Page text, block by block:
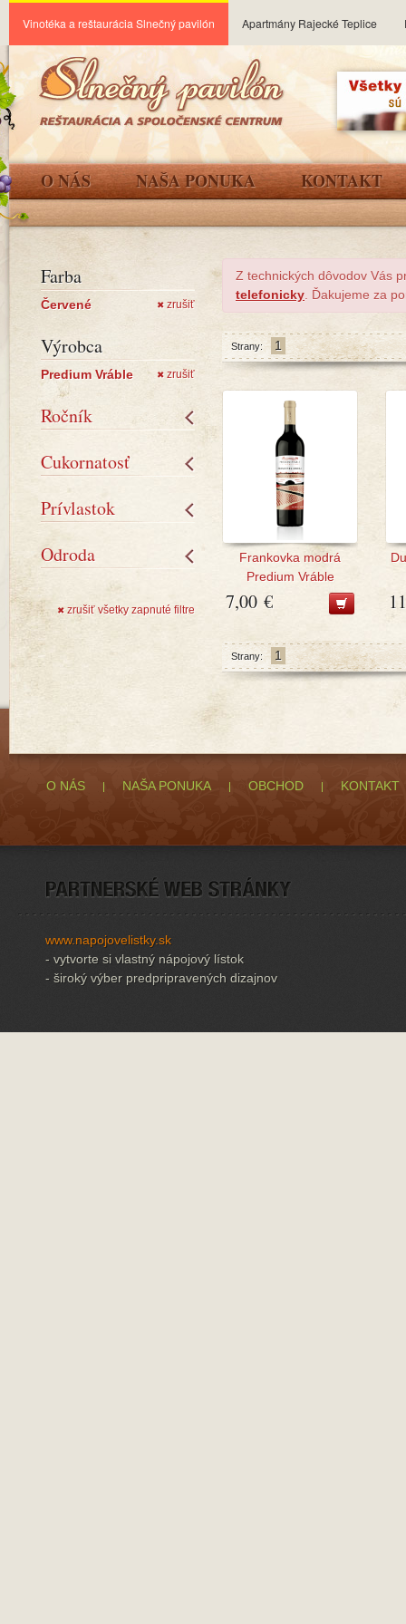
Vinotéka a reštaurácia Slnečný pavilón Apartmány Rajecké Teplice
O NÁS NAŠA PONUKA KONTAKT
Farba
Červené ✖ zrušiť
Výrobca
Predium Vráble ✖ zrušiť
Ročník
Cukornatosť
Prívlastok
Odroda
✖ zrušiť všetky zapnuté filtre
Z technických dôvodov Vás
telefonicky . Ďakujeme za
Strany: 1
Frankovka modrá
Predium Vráble
7,00 €
Strany: 1
O NÁS NAŠA PONUKA OBCHOD KONTAKT
www.napojovelistky.sk
- vytvorte si vlastný nápojový lístok
- široký výber predpripravených dizajnov